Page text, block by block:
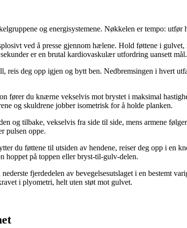
og energisystemene. Nøkkelen er tempo:
ved å presse gjennom hælene. Hold føttene i
er en brutal kardiovaskulær utfordring uansett mål.
reis deg opp igjen og bytt ben. Nedbremsingen i hvert
fører du knærne vekselvis mot brystet i maksimal
og skuldrene jobber isometrisk for å holde planken.
og tilbake, vekselvis fra side til side, mens armene
pulsen oppe.
du føttene til utsiden av hendene, reiser deg opp i en
hoppet på toppen eller bryst-til-gulv-delen.
fjerdedelen av bevegelsesutslaget i en bestemt
i plyometri, helt uten støt mot gulvet.